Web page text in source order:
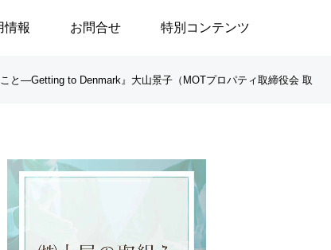
情報 お問合せ 特別コンテンツ
ブログ
政治はなぜ大切なのか／安積
遊歩
と—Getting to Denmark』大山景子（MOTプロパティ取締役会 取